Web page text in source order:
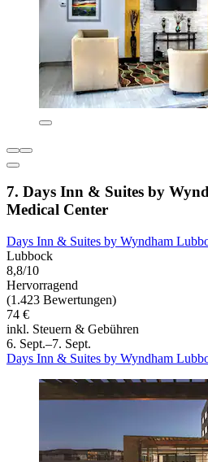
7. Days Inn & Suites by
Medical Center
Days Inn & Suites by Wyndham
Lubbock
8,8/10
Hervorragend
(1.423 Bewertungen)
74 €
inkl. Steuern & Gebühren
6. Sept.–7. Sept.
Days Inn & Suites by Wyndham